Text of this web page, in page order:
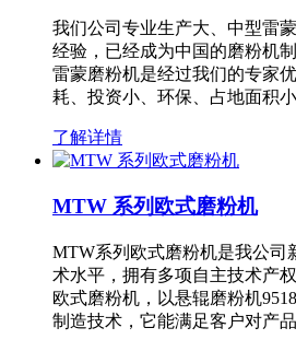
我们公司专业生产大、中型雷
经验，已经成为中国的磨粉机
雷蒙磨粉机是经过我们的专家
耗、投资小、环保、占地面积
了解详情
MTW 系列欧式磨粉机
MTW系列欧式磨粉机是我公司
术水平，拥有多项自主技术产
欧式磨粉机，以悬辊磨粉机
制造技术，它能满足客户对产